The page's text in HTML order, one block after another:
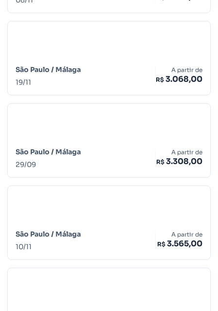
São Paulo / Málaga
19/11
A partir de
R$ 3.068,00
São Paulo / Málaga
29/09
A partir de
R$ 3.308,00
São Paulo / Málaga
10/11
A partir de
R$ 3.565,00